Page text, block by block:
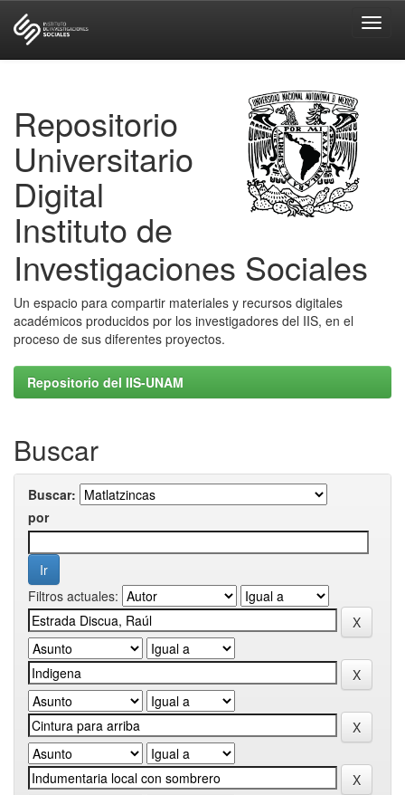
Repositorio
Universitario
Digital
Instituto de
Investigaciones Sociales
Un espacio para compartir materiales y recursos digitales
académicos producidos por los investigadores del IIS, en el
proceso de sus diferentes proyectos.
Repositorio del IIS-UNAM
Buscar
Buscar:
por
Filtros actuales: